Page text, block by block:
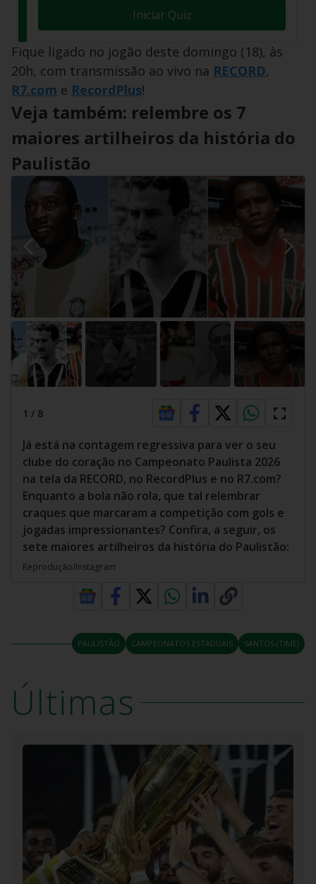
Iniciar Quiz
Fique ligado no jogão deste domingo (18), às
20h, com transmissão ao vivo na RECORD,
R7.com e RecordPlus!
Veja também: relembre os 7
maiores artilheiros da história do
Paulistão
1 / 8
Já está na contagem regressiva para ver o seu
clube do coração no Campeonato Paulista 2026
na tela da RECORD, no RecordPlus e no R7.com?
Enquanto a bola não rola, que tal relembrar
craques que marcaram a competição com gols e
jogadas impressionantes? Confira, a seguir, os
sete maiores artilheiros da história do Paulistão:
Reprodução/Instagram
PAULISTÃO CAMPEONATOS ESTADUAIS SANTOS (TIME)
Últimas